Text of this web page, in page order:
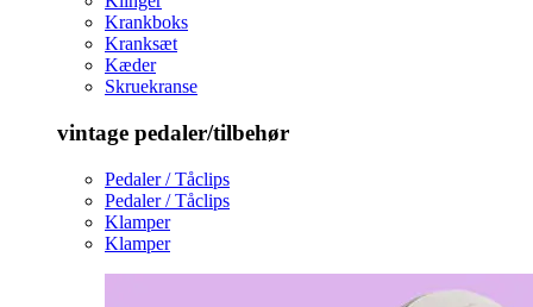
Krankboks
Kranksæt
Kæder
Skruekranse
vintage pedaler/tilbehør
Pedaler / Tåclips
Pedaler / Tåclips
Klamper
Klamper